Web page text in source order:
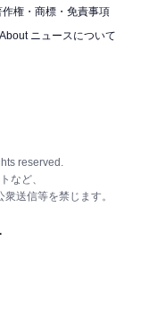
作権・商標・免責事項
ニュースについて
reserved.
など、
送信等を禁じます。